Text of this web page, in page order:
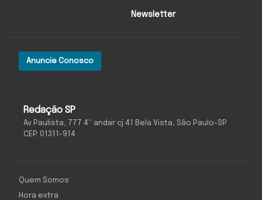
Redação SP
Av Paulista, 777 4º andar cj 41 Bela Vista, São Paulo-SP
CEP: 01311-914
Anuncie Conosco
Newsletter
Quem Somos
Hora extra